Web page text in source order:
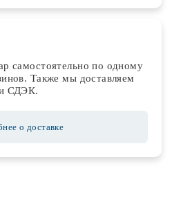
самостоятельно по одному
Также мы доставляем
СДЭК.
о доставке